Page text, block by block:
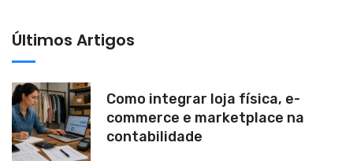
e
:
Últimos Artigos
Como integrar loja física, e-
commerce e marketplace na
contabilidade